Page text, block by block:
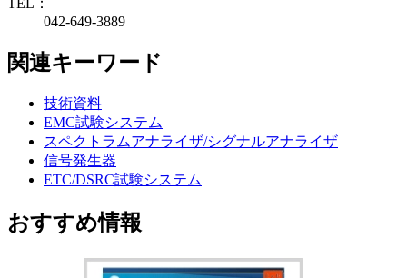
042-649-3889
関連キーワード
技術資料
EMC試験システム
スペクトラムアナライザ/シグナルアナライザ
信号発生器
ETC/DSRC試験システム
おすすめ情報